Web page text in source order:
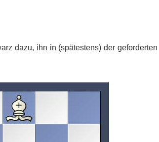
dazu, ihn in (spätestens) der geforderten